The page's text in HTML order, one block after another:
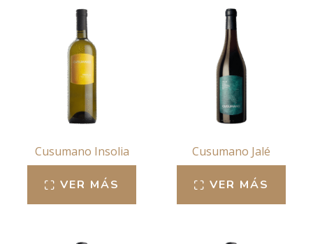
Cusumano Insolia
VER MÁS
Cusumano Jalé
VER MÁS